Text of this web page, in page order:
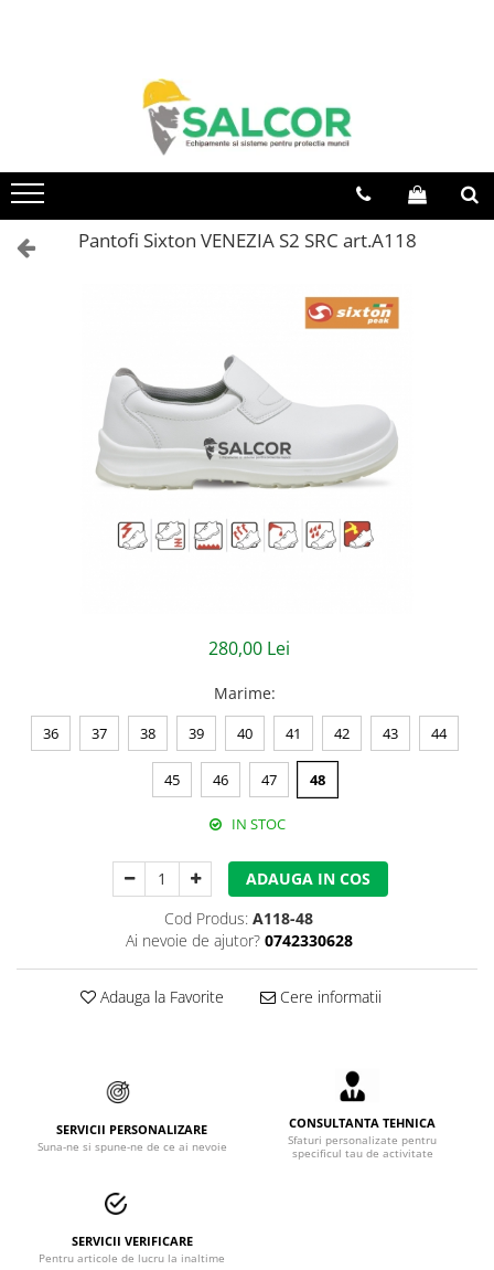
Articole unica folosinta
Camasi
Imbracaminte Femei
Jachete de iarna
Jachete/Bluze Salopeta
Protectie termica
Accesorii alpinism utilitar
Centuri
Opritoare de cadere
Puncte de ancorare
Pantofi Sixton VENEZIA S2 SRC art.A118
280,00 Lei
Marime:
36 37 38 39 40 41 42 43 44
45 46 47 48
IN STOC
ADAUGA IN COS
Cod Produs: A118-48
Ai nevoie de ajutor? 0742330628
Adauga la Favorite Cere informatii
SERVICII PERSONALIZARE
Suna-ne si spune-ne de ce ai nevoie
CONSULTANTA TEHNICA
Sfaturi personalizate pentru
specificul tau de activitate
SERVICII VERIFICARE
Pentru articole de lucru la inaltime